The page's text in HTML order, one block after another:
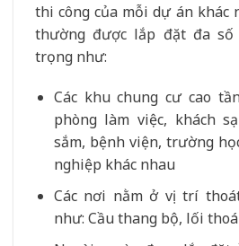
thi công của mỗi dự án khác
thường được lắp đặt đa
trọng như:
Các khu chung cư cao
phòng làm việc, khách
sắm, bệnh viện, trường
nghiệp khác nhau
Các nơi nằm ở vị trí
như: Cầu thang bộ, lối